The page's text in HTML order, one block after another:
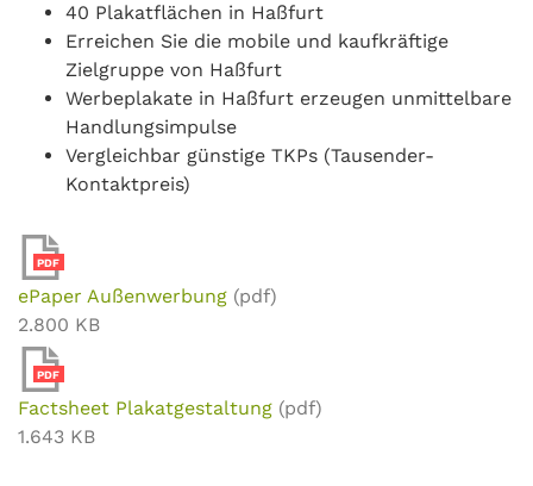
40 Plakatflächen in Haßfurt
Erreichen Sie die mobile und kaufkräftige
Zielgruppe von Haßfurt
Werbeplakate in Haßfurt erzeugen unmittelbare
Handlungsimpulse
Vergleichbar günstige TKPs (Tausender-
Kontaktpreis)
PDF
ePaper Außenwerbung (pdf)
2.800 KB
PDF
Factsheet Plakatgestaltung (pdf)
1.643 KB